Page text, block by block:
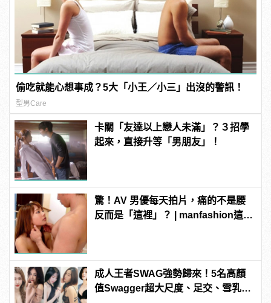
偷吃就能心想事成？5大「小王／小三」出沒的警訊！
型男Care
卡關「友達以上戀人未滿」？３招學
起來，直接升等「男朋友」！
驚！AV 男優每天拍片，痛的不是腰
反而是「這裡」？ | manfashion這樣
成人王者SWAG強勢歸來！5名高顏
值Swagger超大尺度、足交、雪乳、